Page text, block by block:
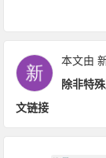
本文由
除非特
文链接